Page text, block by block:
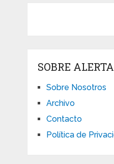
SOBRE
Sobre Nosotros
Archivo
Contacto
Política de